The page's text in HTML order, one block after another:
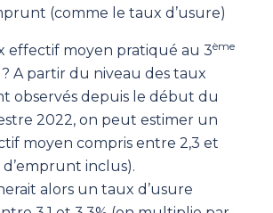
(comme le taux d’usure)
effectif moyen pratiqué au 3ème
A partir du niveau des taux
observés depuis le début du
2022, on peut estimer un
moyen compris entre 2,3 et
d’emprunt inclus).
alors un taux d’usure